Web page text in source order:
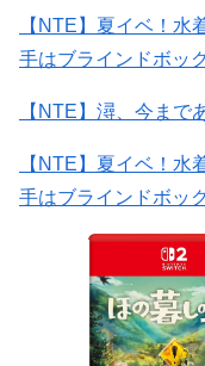
【NTE】夏イベ
手はブラインドボッ
【NTE】潯、今まで
【NTE】夏イベ
手はブラインドボッ